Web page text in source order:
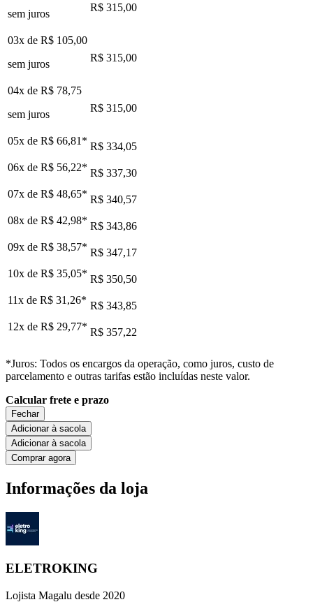
sem juros
R$ 315,00
03x de R$ 105,00
sem juros
R$ 315,00
04x de R$ 78,75
sem juros
R$ 315,00
05x de R$ 66,81 * R$ 334,05
06x de R$ 56,22* R$ 337,30
07x de R$ 48,65* R$ 340,57
08x de R$ 42,98* R$ 343,86
09x de R$ 38,57* R$ 347,17
10x de R$ 35,05* R$ 350,50
11x de R$ 31,26* R$ 343,85
12x de R$ 29,77* R$ 357,22
*Juros: Todos os encargos da operação, como juros, custo de
parcelamento e outras tarifas estão incluídas neste valor.
Calcular frete e prazo
Fechar
Adicionar à sacola
Adicionar à sacola
Comprar agora
Informações da loja
ELETROKING
Lojista Magalu desde 2020